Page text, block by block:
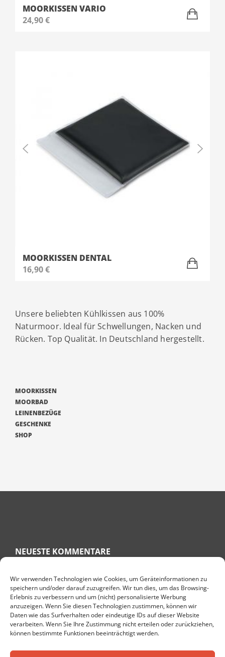
Wir verwenden Technologien wie Cookies, um Geräteinformationen zu
speichern und/oder darauf zuzugreifen. Wir tun dies, um das Browsing-
Erlebnis zu verbessern und um (nicht) personalisierte Werbung
anzuzeigen. Wenn Sie diesen Technologien zustimmen, können wir
Daten wie das Surfverhalten oder eindeutige IDs auf dieser Website
verarbeiten. Wenn Sie Ihre Zustimmung nicht erteilen oder zurückziehen,
können bestimmte Funktionen beeinträchtigt werden.
MOORKISSEN VARIO
24,90€
MOORKISSEN DENTAL
16,90€
Unsere beliebten Kühlkissen aus 100%
Naturmoor. Ideal für Schwellungen, Nacken und
Rücken. Top Qualität. In Deutschland hergestellt.
MOORKISSEN
MOORBAD
LEINENBEZÜGE
GESCHENKE
SHOP
NEUESTE KOMMENTARE
RITAZUKNÖCHELSCHWELLUNG HAUSMITTEL – GESCHWOLLENE
KNÖCHEL BEKÄMPFEN
ULRIKE BEHRENDZUWAS HILFT BEI PLANTARFASZIITIS? 7 TIPPS
FÜR EINE SCHNELLE GENESUNG
TARAMIZUDIE TOP 10 GESUNDHEITSBLOGS IN DEUTSCHLAND
DENISEZUGESUND LEBEN IM ALTER: 8 PRAKTISCHE TIPPS